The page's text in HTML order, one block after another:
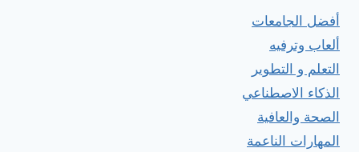
أفضل الجامعات
ألعاب وترفيه
التعلم و التطوير
الذكاء الاصطناعي
الصحة والعافية
المهارات الناعمة